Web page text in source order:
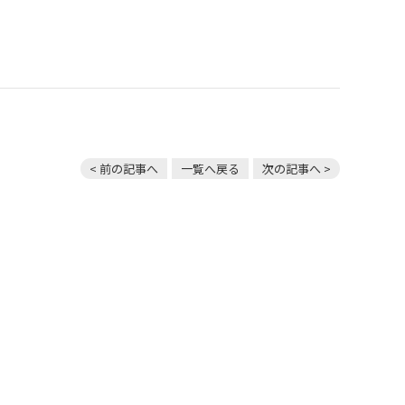
< 前の記事へ 一覧へ戻る 次の記事へ >